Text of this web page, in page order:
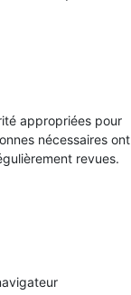
appropriées pour
nécessaires ont
revues.